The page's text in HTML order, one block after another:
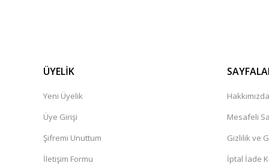
ÜYELİK
Yeni Üyelik
Üye Girişi
Şifremi Unuttum
İletişim Formu
Hakkımızda
Mesafeli
Gizlilik ve
İptal İade